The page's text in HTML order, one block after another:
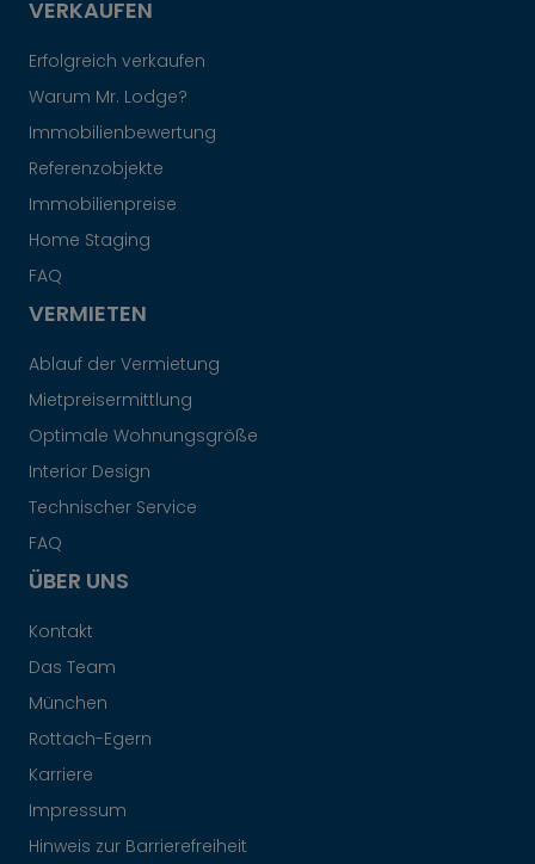
VERKAUFEN
Erfolgreich verkaufen
Warum Mr. Lodge?
Immobilienbewertung
Referenzobjekte
Immobilienpreise
Home Staging
FAQ
VERMIETEN
Ablauf der Vermietung
Mietpreisermittlung
Optimale Wohnungsgröße
Interior Design
Technischer Service
FAQ
ÜBER UNS
Kontakt
Das Team
München
Rottach-Egern
Karriere
Impressum
Hinweis zur Barrierefreiheit